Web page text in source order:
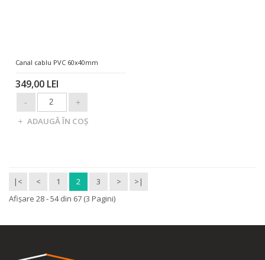
Canal cablu PVC 60x40mm
349,00 LEI
|< < 1 2 3 >
>|
Afişare 28 - 54 din 67 (3 Pagini)